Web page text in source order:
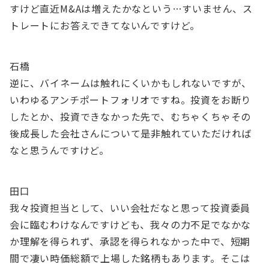
すけど直近M&Aは増えたかなという…すいません、ス
トレートにお答えできてないんですけど。
石橋
逆に、バイネームは触れにくいかもしれないですが、
いわゆるアンチポートフォリオですね。投資をお断り
したとか、投資できなかった先で、むちゃくちゃその
後成長した会社さんについて是非触れていただければ
なと思うんですけど。
田口
我々投資担当として、いい会社だなと思って投資委員
会に臨むわけなんですけども、我々の力不足でなかな
か理解を得られず、承認を得られなかった中で、短期
間で凄い時価総額で上場した銘柄もあります。そこは